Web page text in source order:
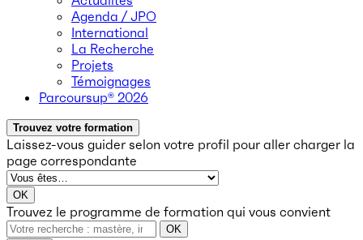
Agenda / JPO
International
La Recherche
Projets
Témoignages
Parcoursup® 2026
Trouvez votre formation
Laissez-vous guider selon votre profil pour aller charger la
page correspondante
OK
Trouvez le programme de formation qui vous convient
OK